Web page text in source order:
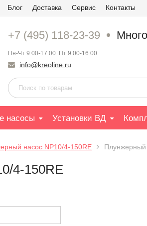
Блог Доставка Сервис Контакты
+7 (495) 118-23-39
Пн-Чт 9:00-17:00. Пт 9:00-16:00
info@kreoline.ru
насосы Установки ВД
насос NP10/4-150RE Плунжерный
4-150RE